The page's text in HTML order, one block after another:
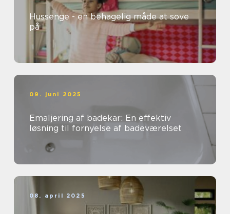
Hussenge - en behagelig måde at sove
på
09. juni 2025
Emaljering af badekar: En effektiv
løsning til fornyelse af badeværelset
08. april 2025